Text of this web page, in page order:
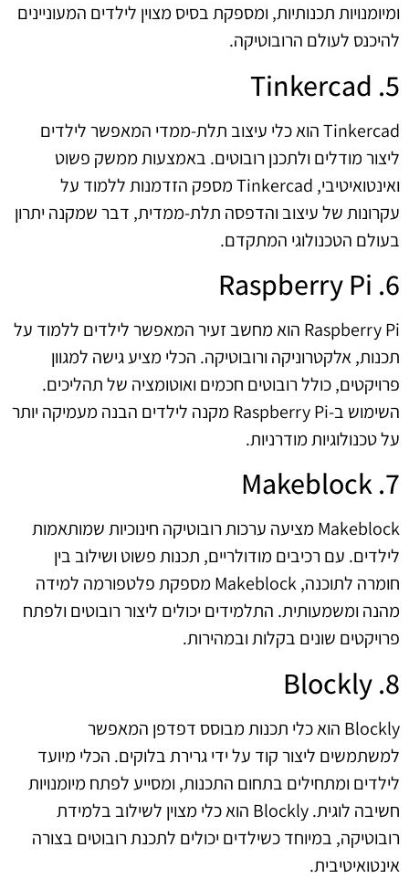
ומיומנויות תכנותיות, ומספקת בסיס מצוין לילדים המעוניינים
להיכנס לעולם הרובוטיקה.
5. Tinkercad
Tinkercad הוא כלי עיצוב תלת-ממדי המאפשר לילדים
ליצור מודלים ולתכנן רובוטים. באמצעות ממשק פשוט
ואינטואיטיבי, Tinkercad מספק הזדמנות ללמוד על
עקרונות של עיצוב והדפסה תלת-ממדית, דבר שמקנה יתרון
בעולם הטכנולוגי המתקדם.
6. Raspberry Pi
Raspberry Pi הוא מחשב זעיר המאפשר לילדים ללמוד על
תכנות, אלקטרוניקה ורובוטיקה. הכלי מציע גישה למגוון
פרויקטים, כולל רובוטים חכמים ואוטומציה של תהליכים.
השימוש ב-Raspberry Pi מקנה לילדים הבנה מעמיקה יותר
על טכנולוגיות מודרניות.
7. Makeblock
Makeblock מציעה ערכות רובוטיקה חינוכיות שמותאמות
לילדים. עם רכיבים מודולריים, תכנות פשוט ושילוב בין
חומרה לתוכנה, Makeblock מספקת פלטפורמה למידה
מהנה ומשמעותית. התלמידים יכולים ליצור רובוטים ולפתח
פרויקטים שונים בקלות ובמהירות.
8. Blockly
Blockly הוא כלי תכנות מבוסס דפדפן המאפשר
למשתמשים ליצור קוד על ידי גרירת בלוקים. הכלי מיועד
לילדים ומתחילים בתחום התכנות, ומסייע לפתח מיומנויות
חשיבה לוגית. Blockly הוא כלי מצוין לשילוב בלמידת
רובוטיקה, במיוחד כשילדים יכולים לתכנת רובוטים בצורה
אינטואיטיבית.